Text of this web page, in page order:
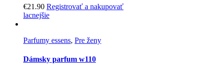
€21.90 Registrovať a nakupovať
lacnejšie
Parfumy essens, Pre ženy
Dámsky parfum w110